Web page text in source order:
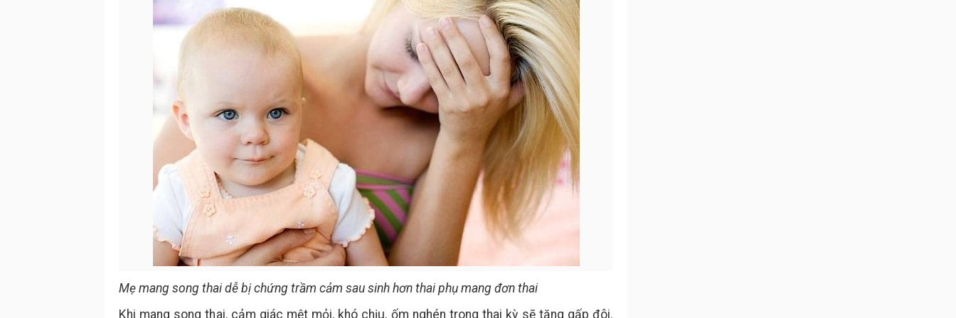
Mẹ mang song thai dễ bị chứng trầm cảm sau sinh hơn thai phụ mang đơn thai
Khi mang song thai, cảm giác mệt mỏi, khó chịu, ốm nghén trong thai kỳ sẽ tăng gấp đôi.